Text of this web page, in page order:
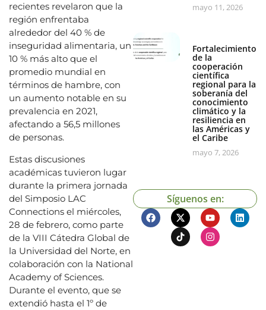
recientes revelaron que la
región enfrentaba
alrededor del 40 % de
inseguridad alimentaria, un
10 % más alto que el
promedio mundial en
términos de hambre, con
un aumento notable en su
prevalencia en 2021,
afectando a 56,5 millones
de personas.
Estas discusiones
académicas tuvieron lugar
durante la primera jornada
del Simposio LAC
Connections el miércoles,
28 de febrero, como parte
de la VIII Cátedra Global de
la Universidad del Norte, en
colaboración con la National
Academy of Sciences.
Durante el evento, que se
extendió hasta el 1º de
mayo 11, 2026
Fortalecimiento
de la
cooperación
científica
regional para la
soberanía del
conocimiento
climático y la
resiliencia en
las Américas y
el Caribe
mayo 7, 2026
Síguenos en: